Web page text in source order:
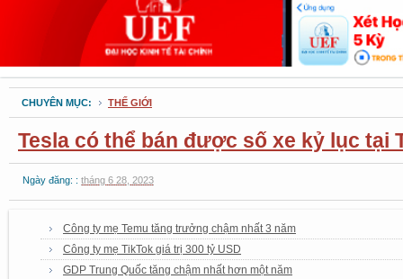
CHUYÊN MỤC: THẾ GIỚI
Tesla có thể bán được số xe kỷ lục tại
Ngày đăng: : tháng 6 28, 2023
Công ty mẹ Temu tăng trưởng chậm nhất 3 năm
Công ty mẹ TikTok giá trị 300 tỷ USD
GDP Trung Quốc tăng chậm nhất hơn một năm